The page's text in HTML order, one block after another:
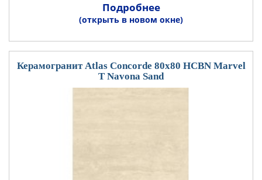
Подробнее
(открыть в новом окне)
Керамогранит Atlas Concorde 80x80 HCBN Marvel
T Navona Sand